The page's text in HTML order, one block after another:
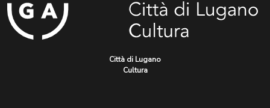
Città di Lugano
Cultura